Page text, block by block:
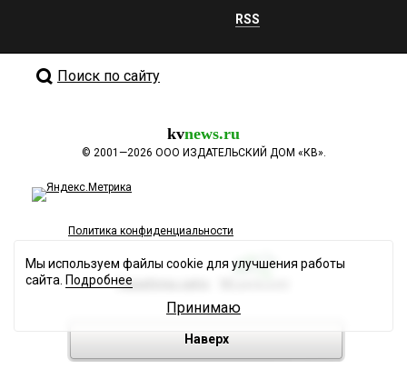
RSS
Поиск по сайту
kvnews.ru
© 2001—2026 ООО ИЗДАТЕЛЬСКИЙ ДОМ «КВ».
Политика конфиденциальности
Разработка сайта
Наверх
Мы используем файлы cookie для улучшения работы
сайта. Подробнее
Принимаю